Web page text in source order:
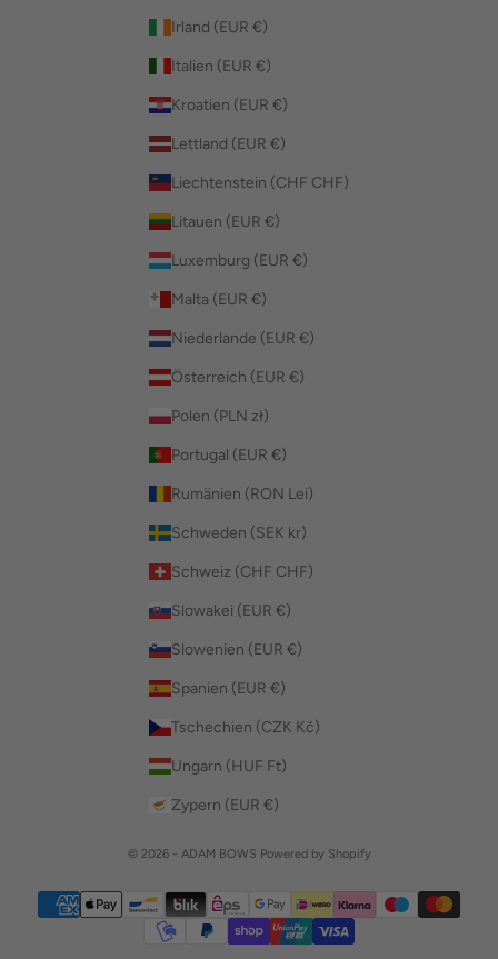
Irland (EUR €)
Italien (EUR €)
Kroatien (EUR €)
Lettland (EUR €)
Liechtenstein (CHF CHF)
Litauen (EUR €)
Luxemburg (EUR €)
Malta (EUR €)
Niederlande (EUR €)
Österreich (EUR €)
Polen (PLN zł)
Portugal (EUR €)
Rumänien (RON Lei)
Schweden (SEK kr)
Schweiz (CHF CHF)
Slowakei (EUR €)
Slowenien (EUR €)
Spanien (EUR €)
Tschechien (CZK Kč)
Ungarn (HUF Ft)
Zypern (EUR €)
© 2026 - ADAM BOWS Powered by Shopify